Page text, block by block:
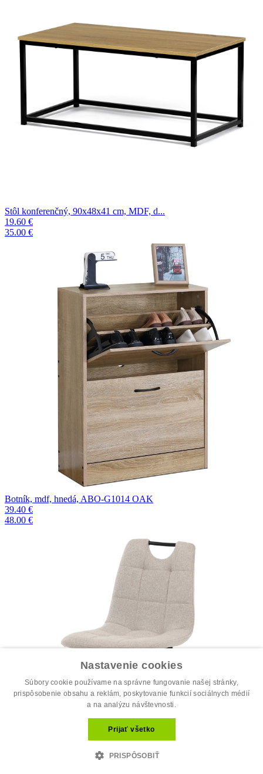
Stôl konferenčný, 90x48x41 cm, MDF, d...
19.60 €
35.00 €
Botník, mdf, hnedá, ABO-G1014 OAK
39.40 €
48.00 €
Nastavenie cookies
Súbory cookie používame na správne fungovanie našej stránky,
prispôsobenie obsahu a reklám, poskytovanie funkcií sociálnych médií
a na analýzu návštevnosti.
Prijať všetko
PRISPÔSOBIŤ